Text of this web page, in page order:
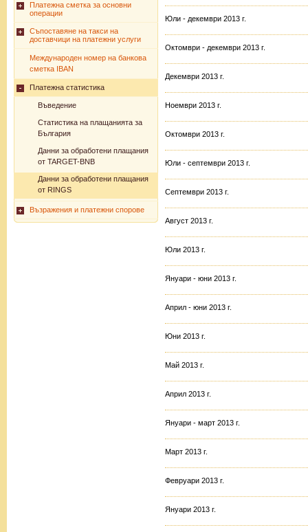
Платежна сметка за основни
операции
Съпоставяне на такси на
доставчици на платежни услуги
Международен номер на банкова
сметка IBAN
Платежна статистика
Въведение
Статистика на плащанията за
България
Данни за обработени плащания
от TARGET-BNB
Данни за обработени плащания
от RINGS
Възражения и платежни спорове
Юли - декември 2013 г.
Октомври - декември 2013 г.
Декември 2013 г.
Ноември 2013 г.
Октомври 2013 г.
Юли - септември 2013 г.
Септември 2013 г.
Август 2013 г.
Юли 2013 г.
Януари - юни 2013 г.
Април - юни 2013 г.
Юни 2013 г.
Май 2013 г.
Април 2013 г.
Януари - март 2013 г.
Март 2013 г.
Февруари 2013 г.
Януари 2013 г.